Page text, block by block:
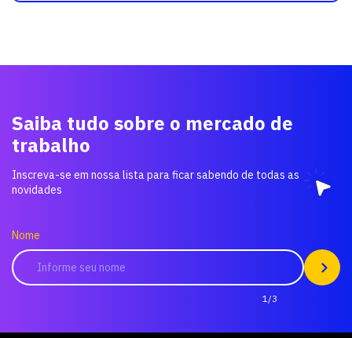
Saiba tudo sobre o mercado de
trabalho
Inscreva-se em nossa lista para ficar sabendo de todas as
novidades
Nome
1/3